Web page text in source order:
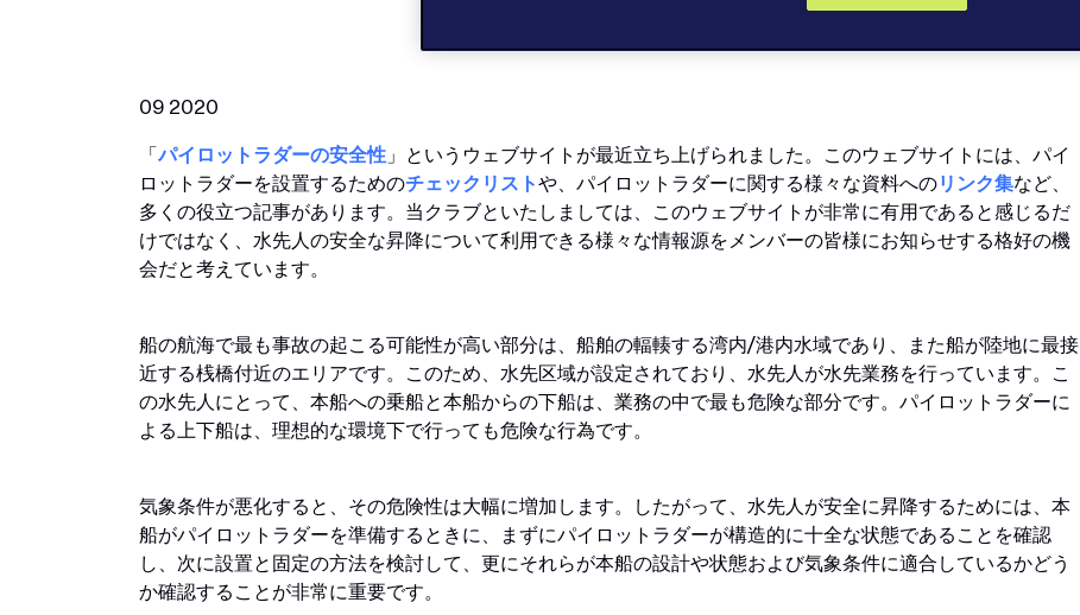
09 2020
「パイロットラダーの安全性 」というウェブサイトが最近立ち上げられました。このウェブサイトには、パイ
ロットラダーを設置するためのチェックリストや、パイロットラダーに関する様々な資料へのリンク集など、
多くの役立つ記事があります。当クラブといたしましては、このウェブサイトが非常に有用であると感じるだ
けではなく、水先人の安全な昇降について利用できる様々な情報源をメンバーの皆様にお知らせする格好の機
会だと考えています。
船の航海で最も事故の起こる可能性が高い部分は、船舶の輻輳する湾内/港内水域であり、また船が陸地に最接
近する桟橋付近のエリアです。このため、水先区域が設定されており、水先人が水先業務を行っています。こ
の水先人にとって、本船への乗船と本船からの下船は、業務の中で最も危険な部分です。パイロットラダーに
よる上下船は、理想的な環境下で行っても危険な行為です。
気象条件が悪化すると、その危険性は大幅に増加します。したがって、水先人が安全に昇降するためには、本
船がパイロットラダーを準備するときに、まずにパイロットラダーが構造的に十全な状態であることを確認
し、次に設置と固定の方法を検討して、更にそれらが本船の設計や状態および気象条件に適合しているかどう
か確認することが非常に重要です。